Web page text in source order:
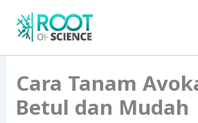
content
Cara Tanam
Betul dan Mudah